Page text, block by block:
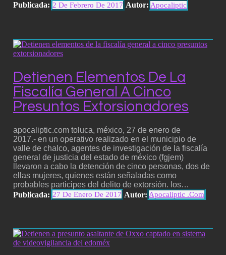
Publicada: 2 De Febrero De 2017 Autor: Apocaliptic
Detienen Elementos De La
Fiscalía General A Cinco
Presuntos Extorsionadores
apocaliptic.com toluca, méxico, 27 de enero de
2017.- en un operativo realizado en el municipio de
valle de chalco, agentes de investigación de la fiscalía
general de justicia del estado de méxico (fgjem)
llevaron a cabo la detención de cinco personas, dos de
ellas mujeres, quienes están señaladas como
probables participes del delito de extorsión. los…
Publicada: 27 De Enero De 2017 Autor: Apocaliptic .com